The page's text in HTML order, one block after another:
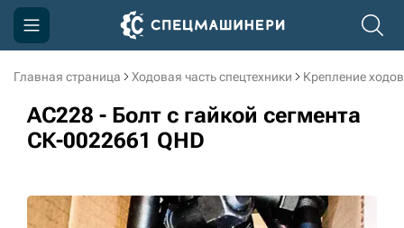
Главная страница Ходовая часть спецтехники Крепление
AC228 - Болт с гайкой сегмента
СК-0022661 QHD
Компания
Акции
Информация